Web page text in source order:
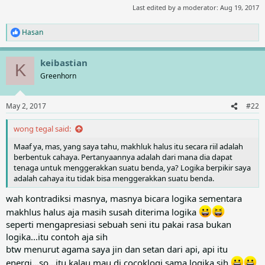
Last edited by a moderator: Aug 19, 2017
R
e
a
i
n
s
:
Hasan
K keibastian
Greenhorn
May 2, 2017 #22
wong tegal said:
Maaf ya, mas, yang saya tahu, makhluk halus itu secara riil adalah
berbentuk cahaya. Pertanyaannya adalah dari mana dia dapat
tenaga untuk menggerakkan suatu benda, ya? Logika berpikir saya
adalah cahaya itu tidak bisa menggerakkan suatu benda.
wah kontradiksi masnya, masnya bicara logika sementara
makhlus halus aja masih susah diterima logika
seperti mengapresiasi sebuah seni itu pakai rasa bukan
logika...itu contoh aja sih
btw menurut agama saya jin dan setan dari api, api itu
energi...so...itu kalau mau di cocoklogi sama logika sih